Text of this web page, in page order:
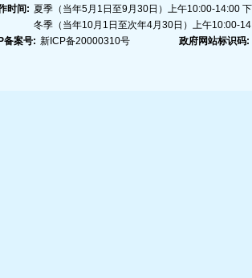
时间: 夏季（当年5月1日至9月30日）上午10:00-14:00
冬季（当年10月1日至次年4月30日）上午10:00-
备案号: 新ICP备20000310号 政府网站标识码: